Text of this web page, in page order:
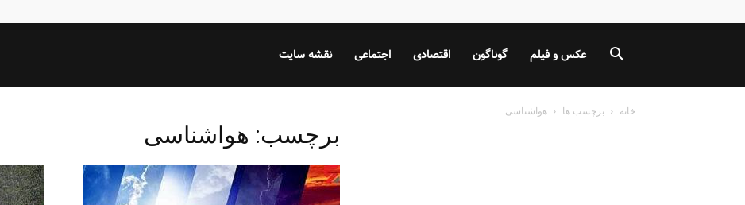
نقشه سایت اجتماعی اقتصادی گوناگون عکس و فیلم
خانه برچسب ها هواشناسی
برچسب: هواشناسی